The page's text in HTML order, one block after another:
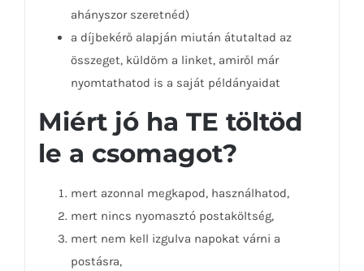
ahányszor szeretnéd)
a díjbekérő alapján miután átutaltad az
összeget, küldöm a linket, amiről már
nyomtathatod is a saját példányaidat
Miért jó ha TE töltöd
le a csomagot?
mert azonnal megkapod, használhatod,
mert nincs nyomasztó postaköltség,
mert nem kell izgulva napokat várni a
postásra,